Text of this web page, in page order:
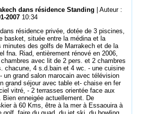
dans résidence Standing | Auteur :
2007 10:34
résidence privée, dotée de 3 piscines,
basket, située entre la médina et la
minutes des golfs de Marrakech et de la
fna. Riad, entièrement rénové en 2006,
avec lit de 2 pers. et 2 chambres
chacune, 4 s.d.bain et 4 wc. - une cuisine
un grand salon marocain avec télévision
grand séjour avec table et- chaise en fer
vitré, - 2 terrasses orientée face aux
Bien enneigée actuellement. De
à 60 Kms, être à la mer à Essaouira à